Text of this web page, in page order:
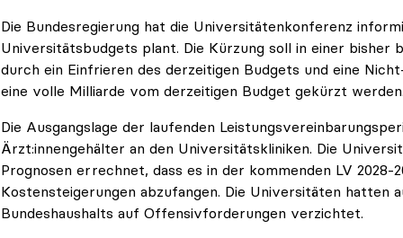
Die Bundesregierung hat die Universitätenkonferenz
Universitätsbudgets plant. Die Kürzung soll in einer bisher
durch ein Einfrieren des derzeitigen Budgets und eine
eine volle Milliarde vom derzeitigen Budget gekürzt werden.
Die Ausgangslage der laufenden
Ärzt:innengehälter an den Universitätskliniken. Die
Prognosen errechnet, dass es in der kommenden LV
Kostensteigerungen abzufangen. Die Universitäten hatten
Bundeshaushalts auf Offensivforderungen verzichtet.